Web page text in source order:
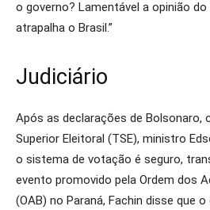
o governo? Lamentável a opinião
atrapalha o Brasil.”
Judiciário
Após as declarações de Bolsonaro,
Superior Eleitoral (TSE), ministro
o sistema de votação é seguro,
evento promovido pela Ordem dos
(OAB) no Paraná, Fachin disse que